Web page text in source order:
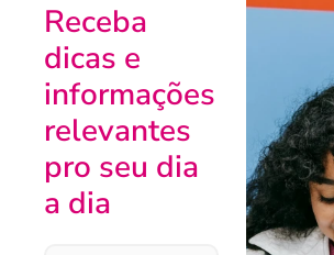
Receba
dicas e
informações
relevantes
pro seu dia
a dia